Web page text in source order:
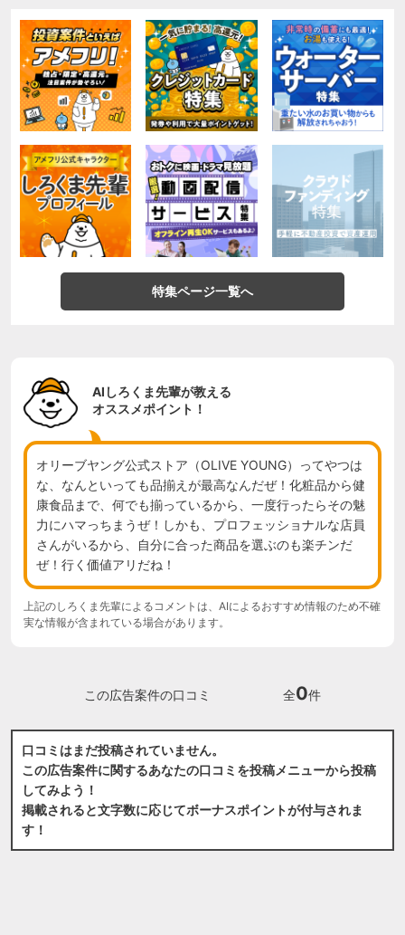
特集ページ一覧へ
AIしろくま先輩が教える
オススメポイント！
オリーブヤング公式ストア（OLIVE YOUNG）ってやつは
な、なんといっても品揃えが最高なんだぜ！化粧品から健
康食品まで、何でも揃っているから、一度行ったらその魅
力にハマっちまうぜ！しかも、プロフェッショナルな店員
さんがいるから、自分に合った商品を選ぶのも楽チンだ
ぜ！行く価値アリだね！
上記のしろくま先輩によるコメントは、AIによるおすすめ情報のため不確
実な情報が含まれている場合があります。
この広告案件の口コミ 全0件
口コミはまだ投稿されていません。
この広告案件に関するあなたの口コミを投稿メニューから投稿
してみよう！
掲載されると文字数に応じてボーナスポイントが付与されま
す！